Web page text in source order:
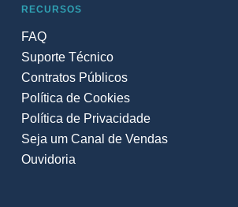
RECURSOS
FAQ
Suporte Técnico
Contratos Públicos
Política de Cookies
Política de Privacidade
Seja um Canal de Vendas
Ouvidoria